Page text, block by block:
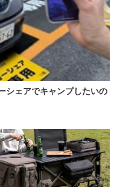
シェアでキャンプしたいの